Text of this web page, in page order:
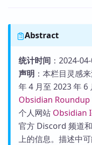
Abstract
统计时间 ：2024-
声明 ：本栏目灵感
年 4 月至 2023 年 6
Obsidian Roundup
个人网站 Obsidian
官方 Discord 频道
上的信息。描述中